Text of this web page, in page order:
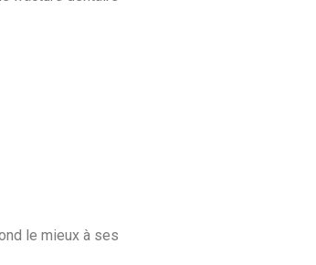
le mieux à ses